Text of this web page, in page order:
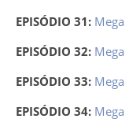
EPISÓDIO 31: Mega
EPISÓDIO 32: Mega
EPISÓDIO 33: Mega
EPISÓDIO 34: Mega